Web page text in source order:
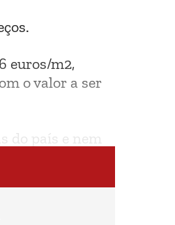
euros/m2,
o valor a ser
país e nem